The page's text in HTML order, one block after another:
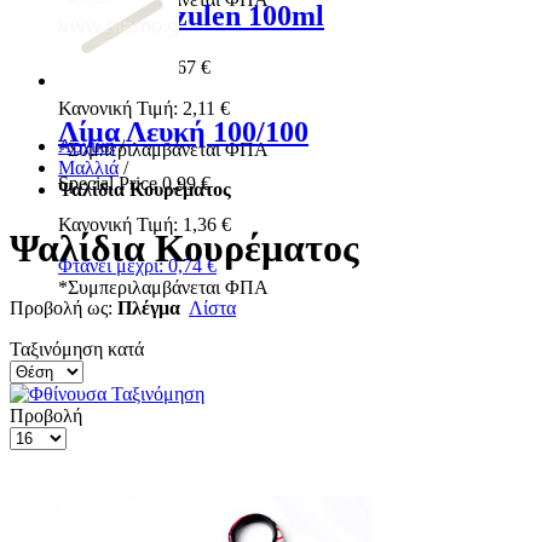
Ρολέτα Azulen 100ml
1,67 €
Κανονική Τιμή: 2,11 €
*Συμπεριλαμβάνεται ΦΠΑ
Λίμα Λευκή 100/100
Special Price 0,99 €
Κανονική Τιμή: 1,36 €
Φτάνει μέχρι: 0,74 €
*Συμπεριλαμβάνεται ΦΠΑ
Αρχική /
Μαλλιά /
Ψαλίδια Κουρέματος
Ψαλίδια Κουρέματος
Προβολή ως: Πλέγμα Λίστα
Ταξινόμηση κατά
Προβολή